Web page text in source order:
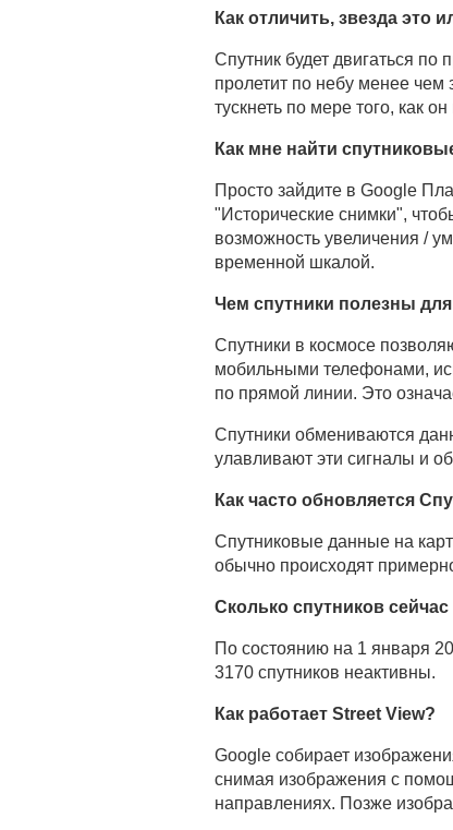
Как отличить, звезда это
Спутник будет двигаться
пролетит по небу менее чем
тускнеть по мере того, как
Как мне найти
Просто зайдите в Google
"Исторические снимки",
возможность увеличения /
временной шкалой.
Чем спутники полезны
Спутники в космосе
мобильными телефонами,
по прямой линии. Это
Спутники обмениваются
улавливают эти сигналы и
Как часто обновляется
Спутниковые данные на
обычно происходят
Сколько спутников
По состоянию на 1 января
3170 спутников неактивны.
Как работает Street View?
Google собирает
снимая изображения с
направлениях. Позже